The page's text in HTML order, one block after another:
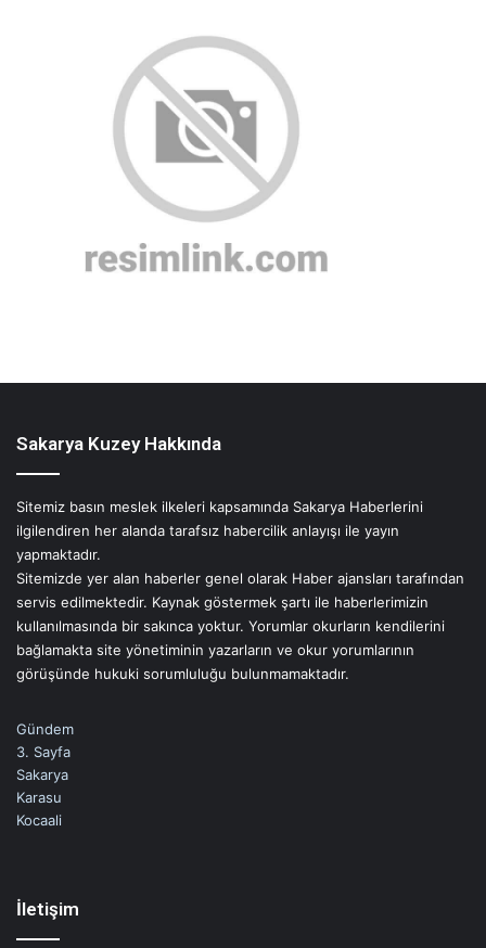
Sakarya Kuzey Hakkında
Sitemiz basın meslek ilkeleri kapsamında Sakarya Haberlerini
ilgilendiren her alanda tarafsız habercilik anlayışı ile yayın
yapmaktadır.
Sitemizde yer alan haberler genel olarak Haber ajansları tarafından
servis edilmektedir. Kaynak göstermek şartı ile haberlerimizin
kullanılmasında bir sakınca yoktur. Yorumlar okurların kendilerini
bağlamakta site yönetiminin yazarların ve okur yorumlarının
görüşünde hukuki sorumluluğu bulunmamaktadır.
Gündem
3. Sayfa
Sakarya
Karasu
Kocaali
İletişim